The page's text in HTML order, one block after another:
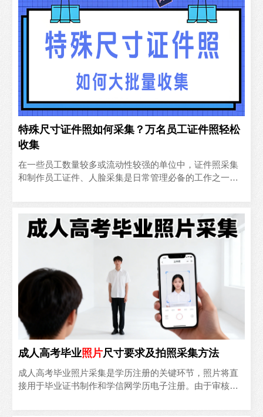
特殊尺寸证件照如何采集？万名员工证件照轻松
收集
在一些员工数量较多或流动性较强的单位中，证件照采集
和制作员工证件、人脸采集是日常管理必备的工作之一，
成人高考毕业照片尺寸要求及拍照采集方法
成人高考毕业照片采集是学历注册的关键环节，照片将直
接用于毕业证书制作和学信网学历电子注册。由于审核标